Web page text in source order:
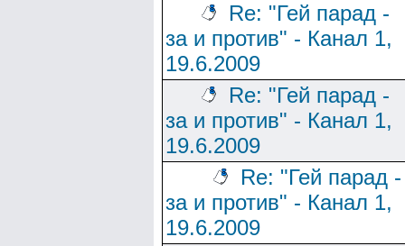
Re: "Гей парад -
за и против" - Канал 1,
19.6.2009
Re: "Гей парад -
за и против" - Канал 1,
19.6.2009
Re: "Гей парад -
за и против" - Канал 1,
19.6.2009